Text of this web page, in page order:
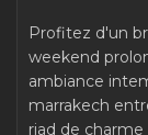
Profitez d'un
weekend
ambiance
marrakech
riad de